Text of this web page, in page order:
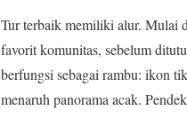
Tur terbaik memiliki alur. Mulai
favorit komunitas, sebelum
berfungsi sebagai rambu: ikon
menaruh panorama acak.